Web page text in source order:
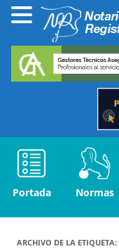
Portada Normas
ARCHIVO DE LA ETIQUETA: